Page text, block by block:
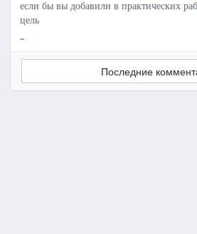
если бы вы добавили в практических
цель
..
Последние